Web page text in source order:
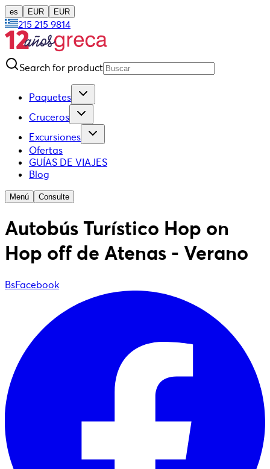
es EUR EUR
215 215 9814
Search for product
Paquetes
Cruceros
Excursiones
Ofertas
GUÍAS DE VIAJES
Blog
Menú Consulte
Autobús Turístico Hop on
Hop off de Atenas - Verano
BsFacebook